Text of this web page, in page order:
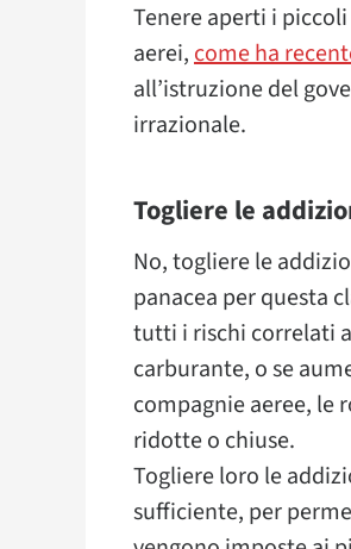
Tenere aperti i
aerei,come ha
all’istruzione del
irrazionale.
Togliere le
No, togliere le
panacea per questa
tutti i rischi correlati
carburante, o se
compagnie aeree, le
ridotte o chiuse.
Togliere loro le
sufficiente, per